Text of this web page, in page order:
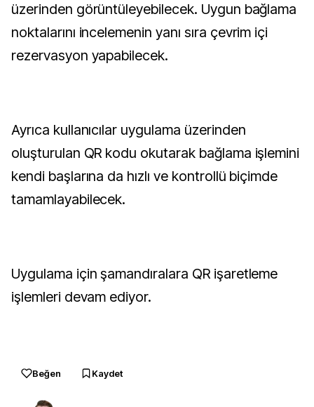
üzerinden görüntüleyebilecek. Uygun bağlama
noktalarını incelemenin yanı sıra çevrim içi
rezervasyon yapabilecek.
Ayrıca kullanıcılar uygulama üzerinden
oluşturulan QR kodu okutarak bağlama işlemini
kendi başlarına da hızlı ve kontrollü biçimde
tamamlayabilecek.
Uygulama için şamandıralara QR işaretleme
işlemleri devam ediyor.
Beğen Kaydet